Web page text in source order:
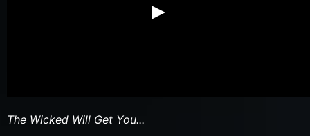
The Wicked Will Get You...